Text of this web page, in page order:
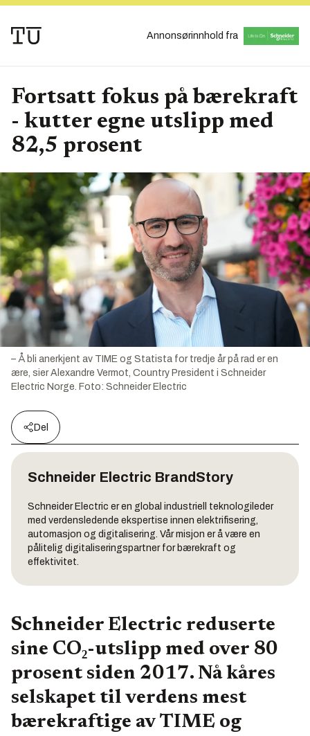
Annonsørinnhold fra
Fortsatt fokus på bærekraft
- kutter egne utslipp med
82,5 prosent
– Å bli anerkjent av TIME og Statista for tredje år på rad er en
ære, sier Alexandre Vermot, Country President i Schneider
Electric Norge. Foto: Schneider Electric
Del
Schneider Electric BrandStory
Schneider Electric er en global industriell teknologileder
med verdensledende ekspertise innen elektrifisering,
automasjon og digitalisering. Vår misjon er å være en
pålitelig digitaliseringspartner for bærekraft og
effektivitet.
Schneider Electric reduserte
sine CO₂-utslipp med over 80
prosent siden 2017. Nå kåres
selskapet til verdens mest
bærekraftige av TIME og